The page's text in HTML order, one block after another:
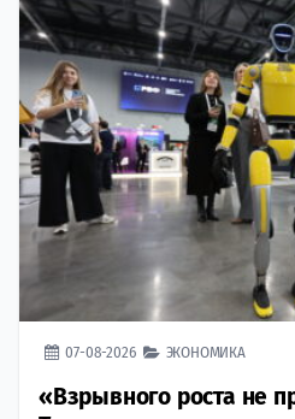
07-08-2026 ЭКОНОМИКА
«Взрывного роста не